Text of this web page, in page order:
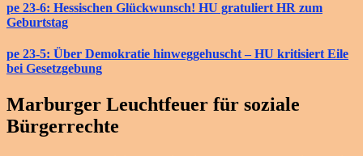
pe 23-6: Hessischen Glückwunsch! HU gratuliert HR zum
Geburtstag
pe 23-5: Über Demokratie hinweggehuscht – HU kritisiert Eile
bei Gesetzgebung
Marburger Leuchtfeuer für soziale
Bürgerrechte